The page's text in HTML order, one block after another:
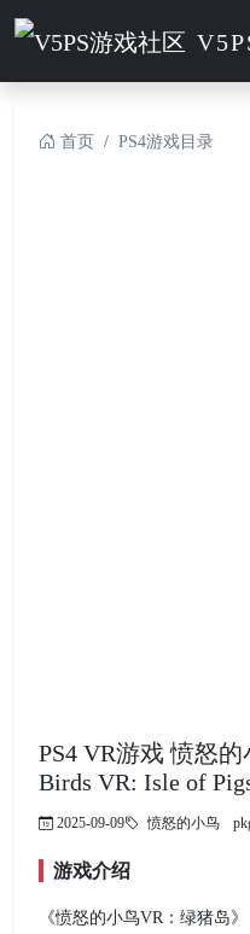
首页 PS4游戏目录
PS4 VR游戏 愤怒
Birds VR: Isle of
2025-09-09 愤怒的小鸟
游戏介绍
《愤怒的小鸟VR：绿猪岛